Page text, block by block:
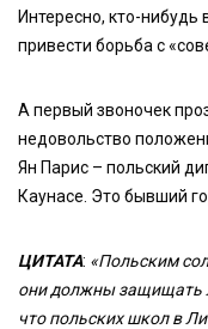
Интересно, кто-
привести борьба с
А первый звоночек
недовольство
Ян Парис – польский
Каунасе. Это бывший
ЦИТАТА: «Польским
они должны защищать
что польских школ в